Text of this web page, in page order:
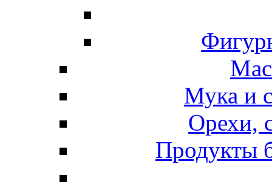
Мука и
Орехи,
Продукты